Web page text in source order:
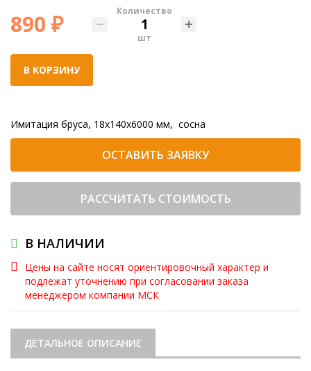
890 ₽ Количество
шт
В КОРЗИНУ
Имитация бруса, 18x140x6000 мм, сосна
ОСТАВИТЬ ЗАЯВКУ
РАССЧИТАТЬ СТОИМОСТЬ
В НАЛИЧИИ
Цены на сайте носят ориентировочный характер и
подлежат уточнению при согласовании заказа
менеджером компании МСК
ДЕТАЛЬНОЕ ОПИСАНИЕ